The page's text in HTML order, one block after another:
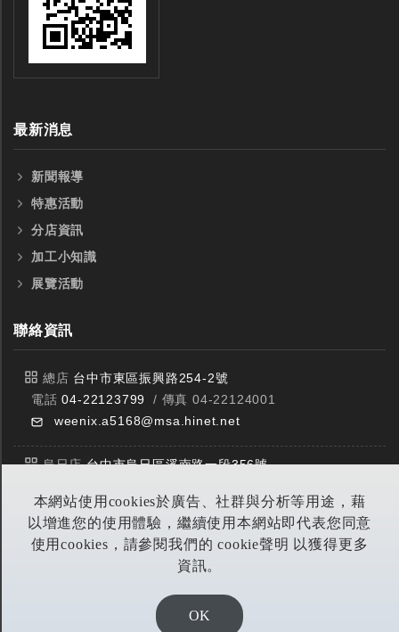
本網站使用cookies於廣告、社群與分析等用途，藉
以增進您的使用體驗，繼續使用本網站即代表您同意
使用cookies，請參閱我們的 cookie聲明 以獲得更多
資訊。
OK
最新消息
新聞報導
特惠活動
分店資訊
加工小知識
展覽活動
聯絡資訊
總店 台中市東區振興路254-2號
電話04-22123799
/ 傳真 04-22124001
weenix.a5168@msa.hinet.net
烏日店台中市烏日區溪南路一段356號
豐原店台中市潭子區中山路三段303號
電話04-25314953 / 傳真 04-25314290
DESIGN BY EOD DIGITA恆洋數位